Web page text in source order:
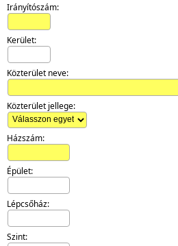
Irányítószám:
Kerület:
Közterület neve:
Közterület jellege:
Házszám:
Épület:
Lépcsőház:
Szint: